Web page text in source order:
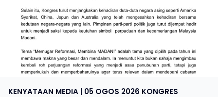
KENYATAAN MEDIA | 05 OGOS 2026 KONGRES